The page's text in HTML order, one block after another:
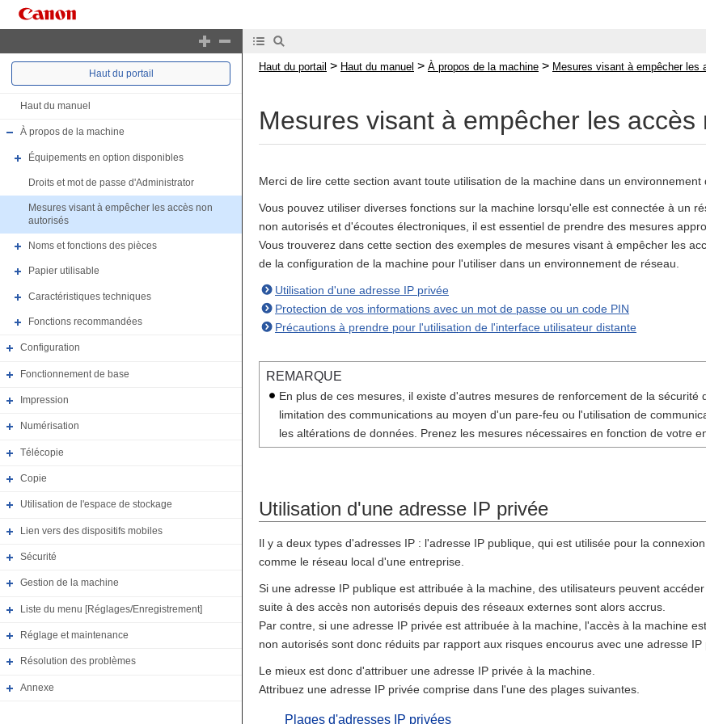
Haut du portail
Haut du manuel
À propos de la machine
Équipements en option disponibles
Droits et mot de passe d'Administrator
Mesures visant à empêcher les accès non
autorisés
Noms et fonctions des pièces
Papier utilisable
Caractéristiques techniques
Fonctions recommandées
Configuration
Fonctionnement de base
Impression
Numérisation
Télécopie
Copie
Utilisation de l'espace de stockage
Lien vers des dispositifs mobiles
Sécurité
Gestion de la machine
Liste du menu [Réglages/Enregistrement]
Réglage et maintenance
Résolution des problèmes
Annexe
Haut du portail > Haut du manuel > À propos de la machine > Mesures visant à empêcher les
Mesures visant à empêcher les accès
Merci de lire cette section avant toute utilisation de la machine dans un environnement
Vous pouvez utiliser diverses fonctions sur la machine lorsqu'elle est connectée à un
non autorisés et d'écoutes électroniques, il est essentiel de prendre des mesures
Vous trouverez dans cette section des exemples de mesures visant à empêcher les
de la configuration de la machine pour l'utiliser dans un environnement de réseau.
Utilisation d'une adresse IP privée
Protection de vos informations avec un mot de passe ou un code PIN
Précautions à prendre pour l'utilisation de l'interface utilisateur distante
REMARQUE
En plus de ces mesures, il existe d'autres mesures de renforcement de la
limitation des communications au moyen d'un pare-feu ou l'utilisation de
les altérations de données. Prenez les mesures nécessaires en fonction de votre
Utilisation d'une adresse IP privée
Il y a deux types d'adresses IP : l'adresse IP publique, qui est utilisée pour la
comme le réseau local d'une entreprise.
Si une adresse IP publique est attribuée à la machine, des utilisateurs peuvent
suite à des accès non autorisés depuis des réseaux externes sont alors accrus.
Par contre, si une adresse IP privée est attribuée à la machine, l'accès à la machine
non autorisés sont donc réduits par rapport aux risques encourus avec une adresse IP
Le mieux est donc d'attribuer une adresse IP privée à la machine.
Attribuez une adresse IP privée comprise dans l'une des plages suivantes.
Plages d'adresses IP privées